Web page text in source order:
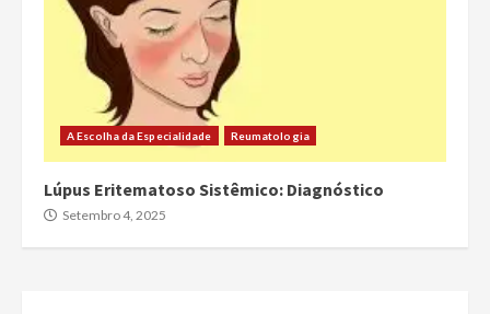
A Escolha da Especialidade Reumatologia
Lúpus Eritematoso Sistêmico: Diagnóstico
Setembro 4, 2025